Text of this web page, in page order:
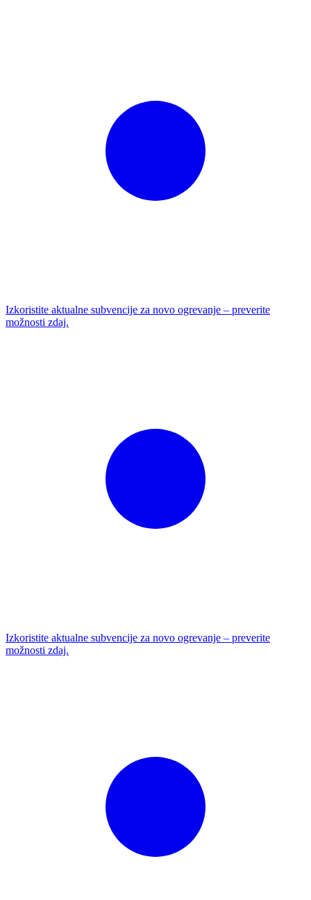
Izkoristite aktualne subvencije za novo ogrevanje – preverite
možnosti zdaj.
Izkoristite aktualne subvencije za novo ogrevanje – preverite
možnosti zdaj.